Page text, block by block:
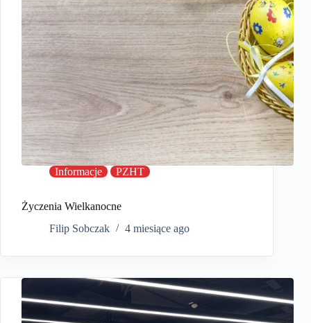
Informacje PZHT
Życzenia Wielkanocne
Filip Sobczak
4 miesiące ago